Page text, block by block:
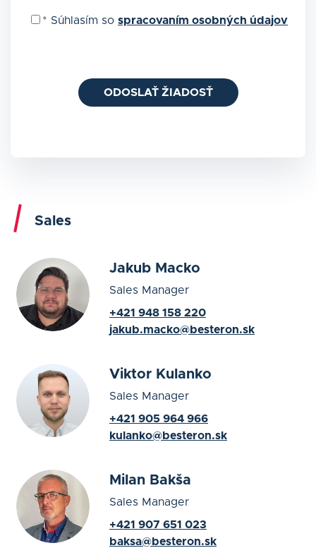
* Súhlasím so spracovaním osobných údajov
ODOSLAŤ ŽIADOSŤ
Sales
Jakub Macko
Sales Manager
+421 948 158 220
jakub.macko@besteron.sk
Viktor Kulanko
Sales Manager
+421 905 964 966
kulanko@besteron.sk
Milan Bakša
Sales Manager
+421 907 651 023
baksa@besteron.sk